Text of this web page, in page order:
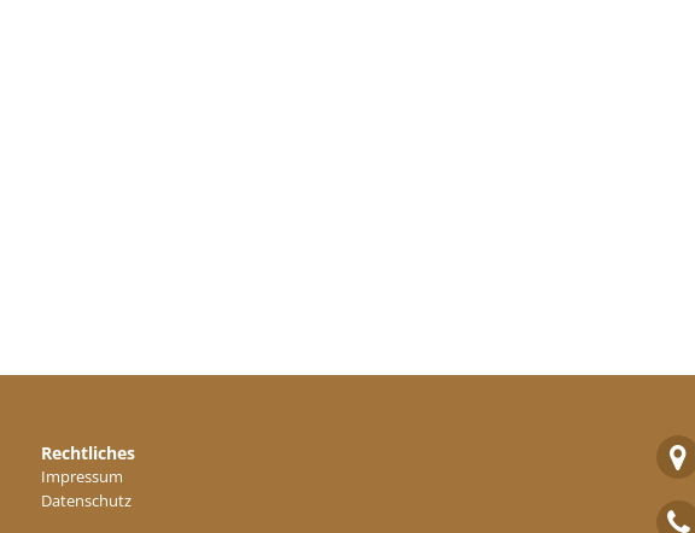
Rechtliches
Impressum
Datenschutz